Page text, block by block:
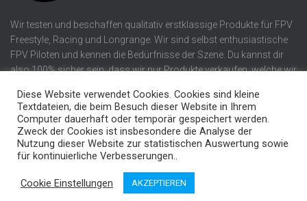
Wir testen und beschaffen qualitativ erstklassige Produkte für FPV
Freestyle, Racing und Longrange. Wir sind selbst enthusiastische
FPV Piloten und kennen die Bedürfnisse der Szene. Du kannst dir
also 100% sicher sein, dass wir nur Produkte verkaufen, welche wir
DATENSCHUTZERKLÄRUNG AGB UND IMPRESSUM
swissdroneflights.ch | Developed by smin
Diese Website verwendet Cookies. Cookies sind kleine
Textdateien, die beim Besuch dieser Website in Ihrem
Computer dauerhaft oder temporär gespeichert werden.
Zweck der Cookies ist insbesondere die Analyse der
Nutzung dieser Website zur statistischen Auswertung sowie
für kontinuierliche Verbesserungen..
Cookie Einstellungen AKZEPTIEREN